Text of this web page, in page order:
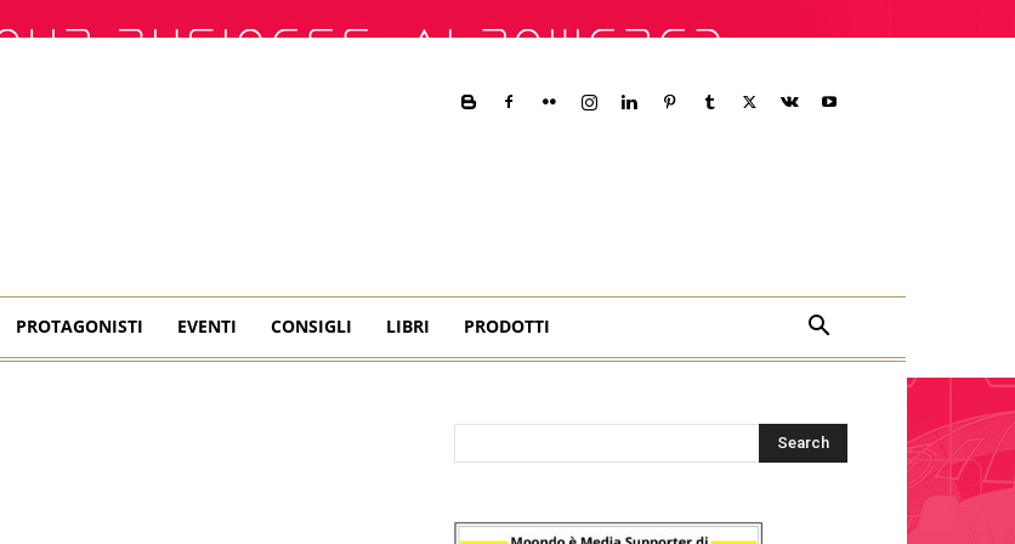
PROTAGONISTI EVENTI CONSIGLI LIBRI PRODOTTI